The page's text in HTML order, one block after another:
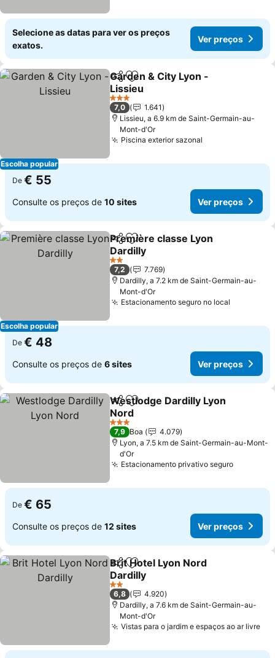
Selecione as datas para ver os preços
exatos.
Ver preços
Escolha popular
PartilharAdicionar aos favoritos
Garden & City Lyon -
Lissieu
3 Estrelas
7,0
1.641
Lissieu, a 6.9 km de Saint-Germain-au-
Mont-d'Or
Piscina exterior sazonal
De € 55
Consulte os preços de 10 sites Ver preços
Escolha popular
PartilharAdicionar aos favoritos
Première classe Lyon
Dardilly
2 Estrelas
7,2
7.769
Dardilly, a 7.2 km de Saint-Germain-au-
Mont-d'Or
Estacionamento seguro no local
De € 48
Consulte os preços de 6 sites Ver preços
PartilharAdicionar aos favoritos
Westlodge Dardilly Lyon
Nord
3 Estrelas
7,9 Boa
4.079
Lyon, a 7.5 km de Saint-Germain-au-Mont-
d'Or
Estacionamento privativo seguro
De € 65
Consulte os preços de 12 sites Ver preços
PartilharAdicionar aos favoritos
Brit Hotel Lyon Nord
Dardilly
2 Estrelas
6,8
4.920
Dardilly, a 7.6 km de Saint-Germain-au-
Mont-d'Or
Vistas para o jardim e espaços ao ar livre